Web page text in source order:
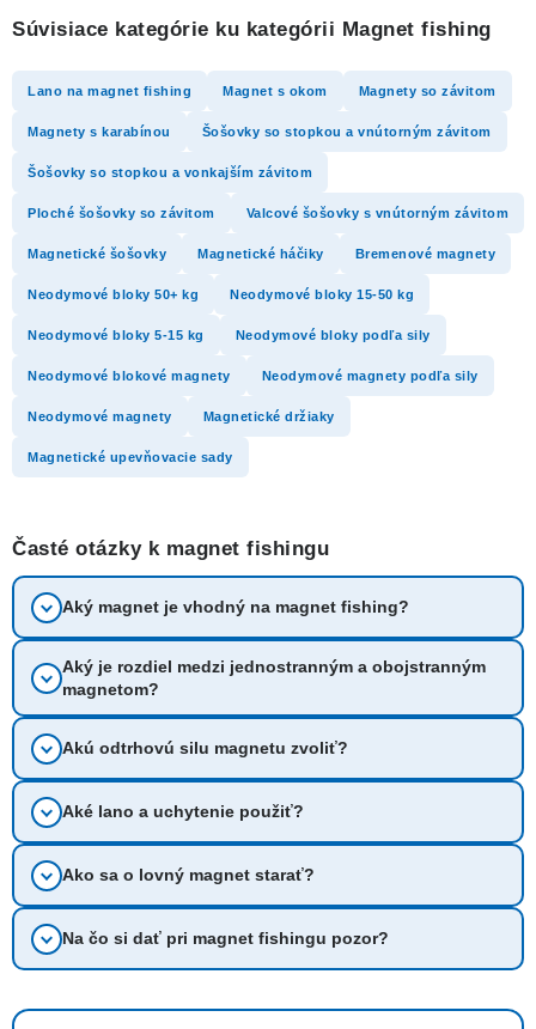
a
c
i
p
r
v
y
v
ý
p
s
u
Súvisiace kategórie ku kategórii Magnet fishing
Lano na magnet fishing Magnet s okom Magnety so závitom
Magnety s karabínou Šošovky so stopkou a vnútorným závitom
Šošovky so stopkou a vonkajším závitom
Ploché šošovky so závitom Valcové šošovky s vnútorným závitom
Magnetické šošovky Magnetické háčiky Bremenové magnety
Neodymové bloky 50+ kg Neodymové bloky 15-50 kg
Neodymové bloky 5-15 kg Neodymové bloky podľa sily
Neodymové blokové magnety Neodymové magnety podľa sily
Neodymové magnety Magnetické držiaky
Magnetické upevňovacie sady
Časté otázky k magnet fishingu
Aký magnet je vhodný na magnet fishing?
Aký je rozdiel medzi jednostranným a obojstranným
magnetom?
Akú odtrhovú silu magnetu zvoliť?
Aké lano a uchytenie použiť?
Ako sa o lovný magnet starať?
Na čo si dať pri magnet fishingu pozor?